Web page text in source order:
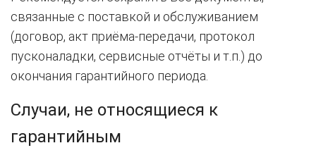
связанные с поставкой и обслуживанием
(договор, акт приёма-передачи, протокол
пусконаладки, сервисные отчёты и т.п.) до
окончания гарантийного периода.
Случаи, не относящиеся к
гарантийным